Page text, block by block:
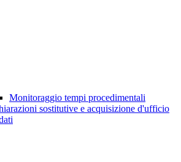
Monitoraggio tempi procedimentali
sostitutive e acquisizione d'ufficio